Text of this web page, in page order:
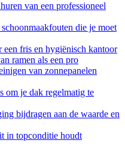
van een professioneel
die je moet
een fris en hygiënisch kantoor
ramen als een pro
van zonnepanelen
om je dak regelmatig te
bijdragen aan de waarde en
in topconditie houdt